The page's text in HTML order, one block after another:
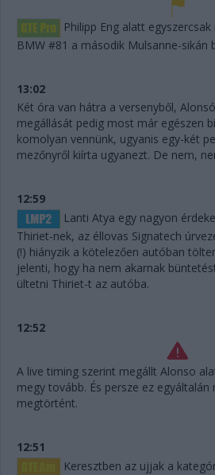
Philipp Eng alatt
BMW #81 a második Mulsanne-sikán
13:02
Két óra van hátra a versenyből,
megállását pedig most már egészen
komolyan vennünk, ugyanis egy-két
mezőnyről kiírta ugyanezt. De nem,
12:59
Lanti Atya egy nagyon
Thiriet-nek, az éllovas Signatech
(!) hiányzik a kötelezően autóban
jelenti, hogy ha nem akarnak
ültetni Thiriet-t az autóba.
12:52
A live timing szerint megállt Alonso
megy tovább. És persze ez
megtörtént.
12:51
Keresztben az ujjak a